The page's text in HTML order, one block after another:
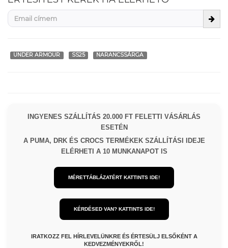
UNDER ARMOUR SS25 NARANCSSÁRGA
INGYENES SZÁLLÍTÁS 20.000 FT FELETTI VÁSÁRLÁS
ESETÉN
A PUMA, DRK ÉS CROCS TERMÉKEK SZÁLLÍTÁSI IDEJE
ELÉRHETI A 10 MUNKANAPOT IS
MÉRETTÁBLÁZATÉRT KATTINTS IDE!
KÉRDÉSED VAN? KATTINTS IDE!
IRATKOZZ FEL HÍRLEVELÜNKRE ÉS ÉRTESÜLJ ELSŐKÉNT A
KEDVEZMÉNYEKRŐL!